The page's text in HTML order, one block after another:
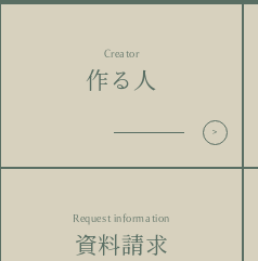
Creator
作る人
Request information
資料請求